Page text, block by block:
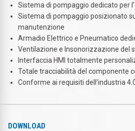
Sistema di pompaggio dedicato per
Sistema di pompaggio posizionato
manutenzione
Armadio Elettrico e Pneumatico
Ventilazione e Insonorizzazione del
Interfaccia HMI totalmente
Totale tracciabilità del componente
Conforme ai requisiti dell'industria
DOWNLOAD